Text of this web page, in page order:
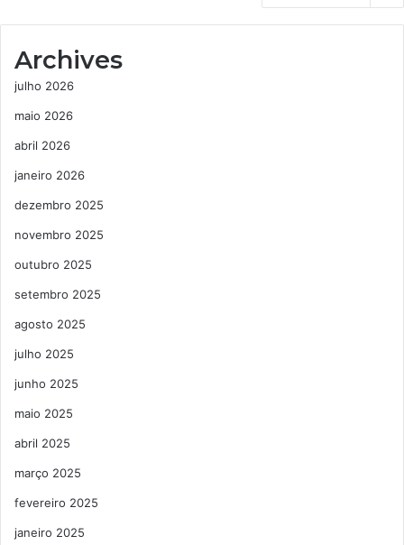
Archives
julho 2026
maio 2026
abril 2026
janeiro 2026
dezembro 2025
novembro 2025
outubro 2025
setembro 2025
agosto 2025
julho 2025
junho 2025
maio 2025
abril 2025
março 2025
fevereiro 2025
janeiro 2025